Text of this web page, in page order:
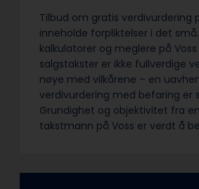
Tilbud om gratis verdivurdering
inneholde forpliktelser i det
kalkulatorer og meglere på Voss
salgstakster er ikke fullverdige
nøye med vilkårene – en
verdivurdering med befaring er
Grundighet og objektivitet fra
takstmann på Voss er verdt å